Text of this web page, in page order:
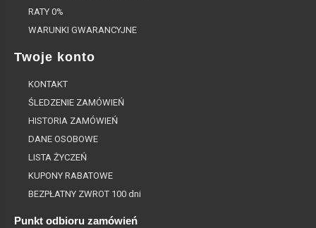
RATY 0%
WARUNKI GWARANCYJNE
Twoje konto
KONTAKT
ŚLEDZENIE ZAMÓWIEŃ
HISTORIA ZAMÓWIEŃ
DANE OSOBOWE
LISTA ŻYCZEŃ
KUPONY RABATOWE
BEZPŁATNY ZWROT 100 dni
Punkt odbioru zamówień